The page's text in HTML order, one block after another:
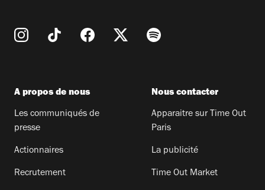
A propos de nous
Les communiqués de
presse
Actionnaires
Recrutement
Nous contacter
Apparaitre sur Time Out
Paris
La publicité
Time Out Market